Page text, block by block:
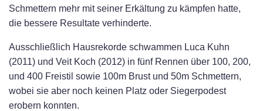
Schmettern mehr mit seiner Erkältung zu kämpfen hatte,
die bessere Resultate verhinderte.
Ausschließlich Hausrekorde schwammen Luca Kuhn
(2011) und Veit Koch (2012) in fünf Rennen über 100, 200,
und 400 Freistil sowie 100m Brust und 50m Schmettern,
wobei sie aber noch keinen Platz oder Siegerpodest
erobern konnten.